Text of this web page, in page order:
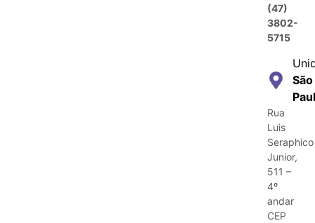
(47)
3802-
5715
São
Rua
Luis
Seraphico
Junior,
511 –
4º
andar
CEP